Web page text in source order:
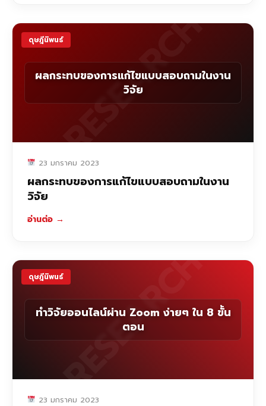
ดุษฎีนิพนธ์
ผลกระทบของการแก้ไขแบบสอบถามในงาน
วิจัย
RESEARCH
23 มกราคม 2023
ผลกระทบของการแก้ไขแบบสอบถามในงาน
วิจัย
อ่านต่อ →
ดุษฎีนิพนธ์
ทำวิจัยออนไลน์ผ่าน Zoom ง่ายๆ ใน 8 ขั้น
ตอน
RESEARCH
23 มกราคม 2023